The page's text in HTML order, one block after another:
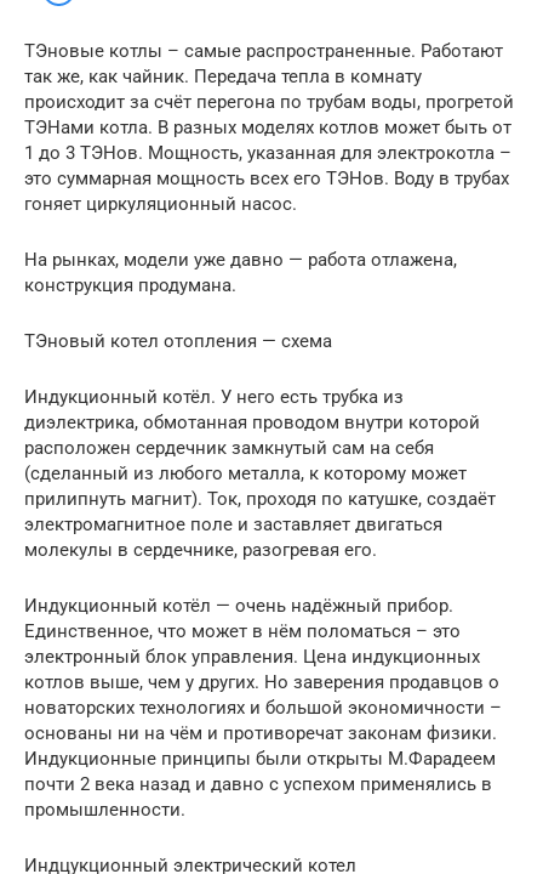
ТЭновые котлы – самые распространенные. Работают
так же, как чайник. Передача тепла в комнату
происходит за счёт перегона по трубам воды, прогретой
ТЭНами котла. В разных моделях котлов может быть от
1 до 3 ТЭНов. Мощность, указанная для электрокотла –
это суммарная мощность всех его ТЭНов. Воду в трубах
гоняет циркуляционный насос.
На рынках, модели уже давно — работа отлажена,
конструкция продумана.
ТЭновый котел отопления — схема
Индукционный котёл. У него есть трубка из
диэлектрика, обмотанная проводом внутри которой
расположен сердечник замкнутый сам на себя
(сделанный из любого металла, к которому может
прилипнуть магнит). Ток, проходя по катушке, создаёт
электромагнитное поле и заставляет двигаться
молекулы в сердечнике, разогревая его.
Индукционный котёл — очень надёжный прибор.
Единственное, что может в нём поломаться – это
электронный блок управления. Цена индукционных
котлов выше, чем у других. Но заверения продавцов о
новаторских технологиях и большой экономичности –
основаны ни на чём и противоречат законам физики.
Индукционные принципы были открыты М.Фарадеем
почти 2 века назад и давно с успехом применялись в
промышленности.
Индцукционный электрический котел